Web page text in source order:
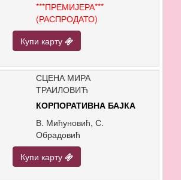
***ПРЕМИЈЕРА***
(РАСПРОДАТО)
Купи карту
СЦЕНА МИРА
ТРАИЛОВИЋ
КОРПОРАТИВНА БАЈКА
В. Мићуновић, С.
Обрадовић
Купи карту